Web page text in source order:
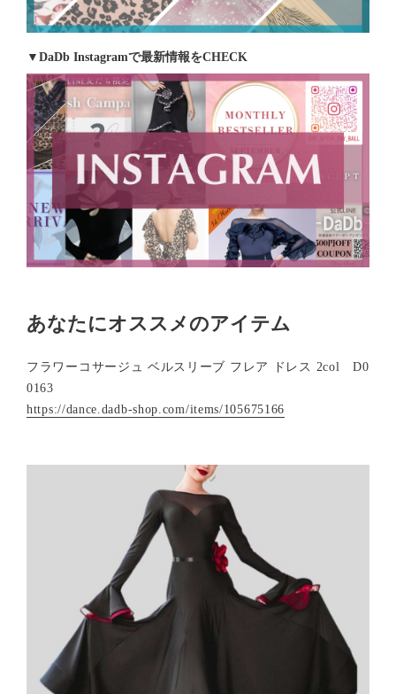
▼DaDb Instagramで最新情報をCHECK
あなたにオススメのアイテム
フラワーコサージュ ベルスリーブ フレア ドレス 2col D0
0163
https://dance.dadb-shop.com/items/105675166